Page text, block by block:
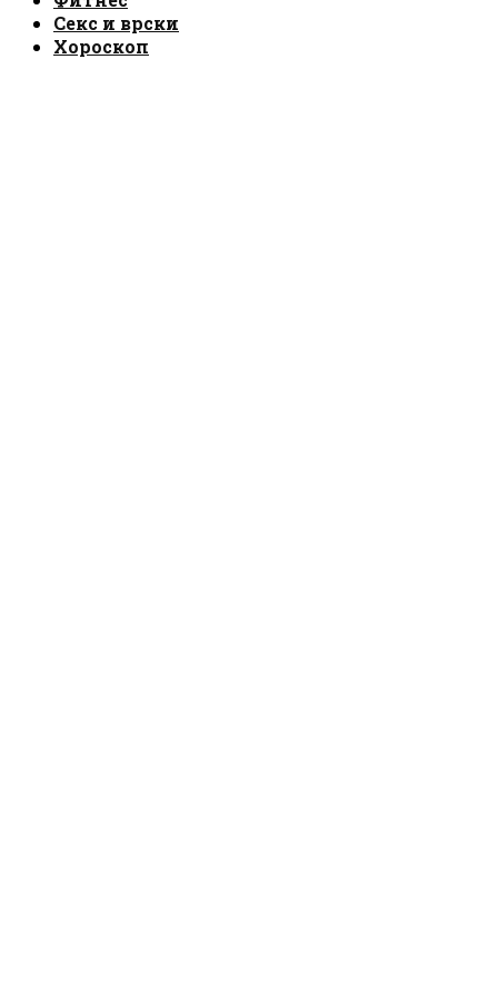
Секс и врски
Хороскоп